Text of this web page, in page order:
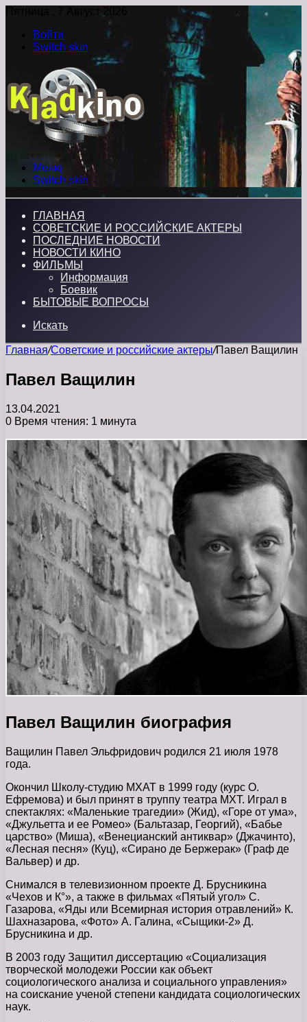
Пятница , 7 Август 2026
Войти
Switch skin
Меню
Switch skin
ГЛАВНАЯ
СОВЕТСКИЕ И РОССИЙСКИЕ АКТЕРЫ
ПОСЛЕДНИЕ НОВОСТИ
НОВОСТИ КИНО
ФИЛЬМЫ
Информация
Боевик
БЫТОВЫЕ ВОПРОСЫ
Искать
Главная/Советские и российские актеры/Павел Ващилин
Павел Ващилин
13.04.2021
0 Время чтения: 1 минута
Павел Ващилин биография
Ващилин Павел Эльфридович родился 21 июля 1978
года.
Окончил Школу-студию МХАТ в 1999 году (курс О.
Ефремова) и был принят в труппу театра МХТ. Играл в
спектаклях: «Маленькие трагедии» (Жид), «Горе от ума»,
«Джульетта и ее Ромео» (Бальтазар, Георгий), «Бабье
царство» (Миша), «Венецианский антиквар» (Джачинто),
«Лесная песня» (Куц), «Сирано де Бержерак» (Граф де
Вальвер) и др.
Снимался в телевизионном проекте Д. Брусникина
«Чехов и К°», а также в фильмах «Пятый угол» С.
Газарова, «Яды или Всемирная история отравлений» К.
Шахназарова, «Фото» А. Галина, «Сыщики-2» Д.
Брусникина и др.
В 2003 году Защитил диссертацию «Социализация
творческой молодежи России как объект
социологического анализа и социального управления»
на соискание ученой степени кандидата социологических
наук.